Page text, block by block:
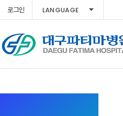
로그인 LANGUAGE